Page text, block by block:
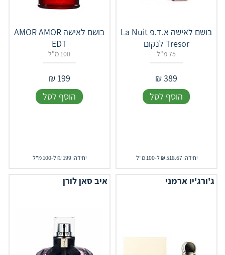
בושם לאישה א.ד.פ La Nuit
Tresor לנקום
75 מ"ל
389
₪
הוסף לסל
יחידה: 518.67 ₪ ל-100 מ"ל
בושם לאישה AMOR AMOR
EDT
100 מ"ל
199
₪
הוסף לסל
יחידה: 199 ₪ ל-100 מ"ל
ג'ורג'יו ארמני איב סאן לורן